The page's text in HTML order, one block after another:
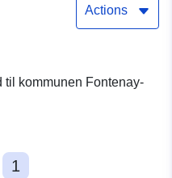
Actions
kommunen Fontenay-
1